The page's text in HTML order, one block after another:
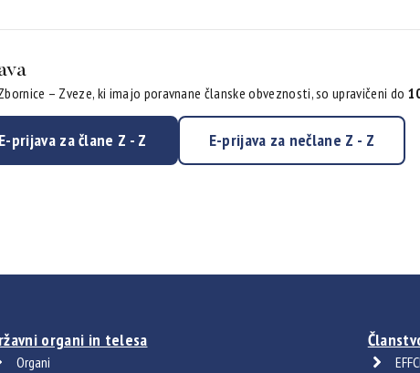
– Zveze, ki imajo poravnane članske obveznosti, so upravičeni do
prijava za člane Z - Z E-prijava za nečlane Z - Z
organi in telesa
Organi